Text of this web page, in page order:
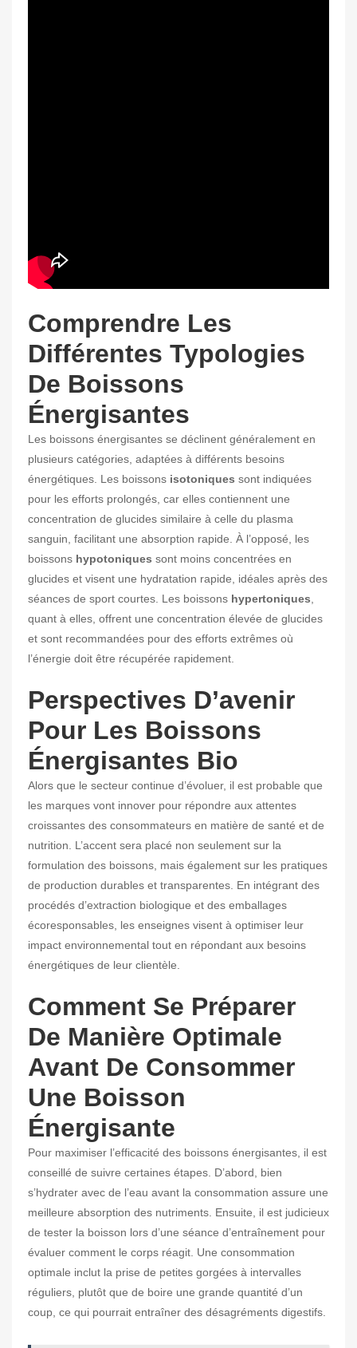
Comprendre Les
Différentes Typologies
De Boissons
Énergisantes
Les boissons énergisantes se déclinent généralement en
plusieurs catégories, adaptées à différents besoins
énergétiques. Les boissons isotoniques sont indiquées
pour les efforts prolongés, car elles contiennent une
concentration de glucides similaire à celle du plasma
sanguin, facilitant une absorption rapide. À l’opposé, les
boissons hypotoniques sont moins concentrées en
glucides et visent une hydratation rapide, idéales après des
séances de sport courtes. Les boissons hypertoniques,
quant à elles, offrent une concentration élevée de glucides
et sont recommandées pour des efforts extrêmes où
l’énergie doit être récupérée rapidement.
Perspectives D’avenir
Pour Les Boissons
Énergisantes Bio
Alors que le secteur continue d’évoluer, il est probable que
les marques vont innover pour répondre aux attentes
croissantes des consommateurs en matière de santé et de
nutrition. L’accent sera placé non seulement sur la
formulation des boissons, mais également sur les pratiques
de production durables et transparentes. En intégrant des
procédés d’extraction biologique et des emballages
écoresponsables, les enseignes visent à optimiser leur
impact environnemental tout en répondant aux besoins
énergétiques de leur clientèle.
Comment Se Préparer
De Manière Optimale
Avant De Consommer
Une Boisson
Énergisante
Pour maximiser l’efficacité des boissons énergisantes, il est
conseillé de suivre certaines étapes. D’abord, bien
s’hydrater avec de l’eau avant la consommation assure une
meilleure absorption des nutriments. Ensuite, il est judicieux
de tester la boisson lors d’une séance d’entraînement pour
évaluer comment le corps réagit. Une consommation
optimale inclut la prise de petites gorgées à intervalles
réguliers, plutôt que de boire une grande quantité d’un
coup, ce qui pourrait entraîner des désagréments digestifs.